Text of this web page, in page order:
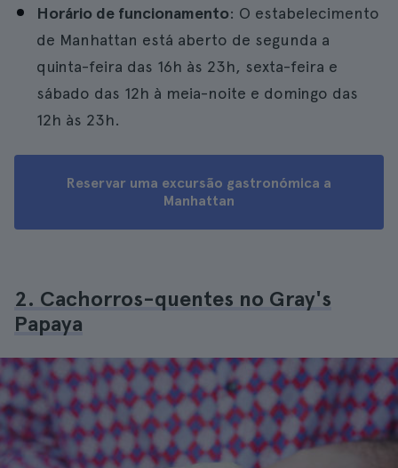
Horário de funcionamento: O estabelecimento
de Manhattan está aberto de segunda a
quinta-feira das 16h às 23h, sexta-feira e
sábado das 12h à meia-noite e domingo das
12h às 23h.
Reservar uma excursão gastronómica a
Manhattan
2. Cachorros-quentes no Gray's
Papaya